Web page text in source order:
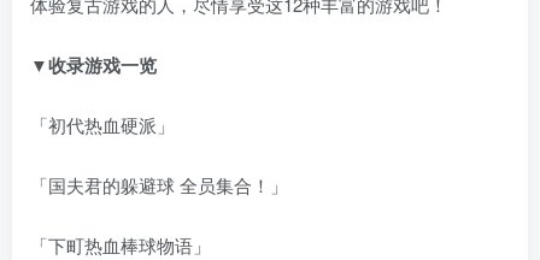
▼收录游戏一览
「初代热血硬派」
「国夫君的躲避球 全员集合！」
「下町热血棒球物语」